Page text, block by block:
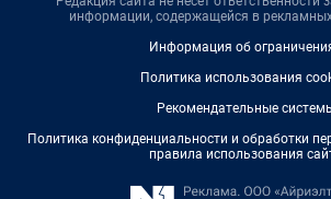
информации, содержащейся в
Информация об
Политика использования
Рекомендательные
Политика конфиденциальности и обработки
правила использования